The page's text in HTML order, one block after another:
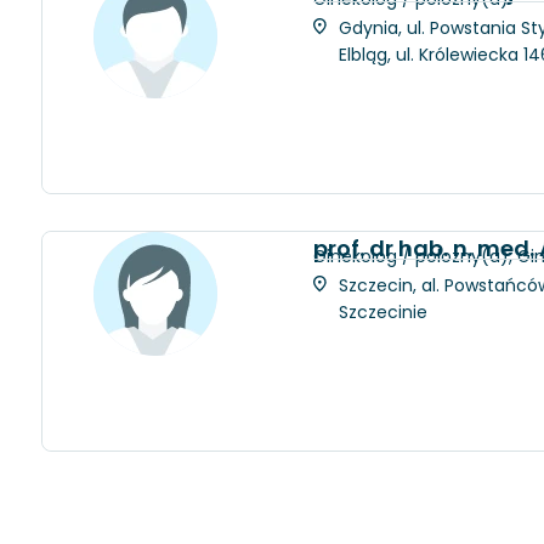
Gdynia, ul. Powstania
Elbląg, ul. Królewiecka
prof. dr hab. n.
Ginekolog / położny(a),
Szczecin, al.
Szczecinie